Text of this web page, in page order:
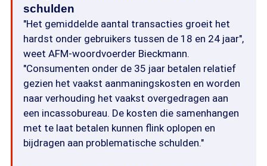
schulden
"Het gemiddelde aantal transacties groeit het
hardst onder gebruikers tussen de 18 en 24 jaar",
weet AFM-woordvoerder Bieckmann.
"Consumenten onder de 35 jaar betalen relatief
gezien het vaakst aanmaningskosten en worden
naar verhouding het vaakst overgedragen aan
een incassobureau. De kosten die samenhangen
met te laat betalen kunnen flink oplopen en
bijdragen aan problematische schulden."